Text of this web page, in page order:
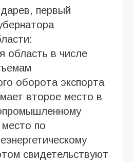
первый
область в числе
оборота экспорта
второе место в
место по
свидетельствуют